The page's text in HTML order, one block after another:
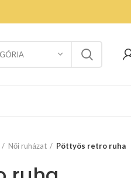
Női ruházat Pöttyös retro ruha